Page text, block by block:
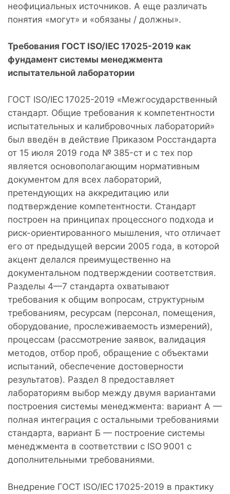
неофициальных источников. А еще различать
понятия «могут» и «обязаны / должны».
Требования ГОСТ ISO/IEC 17025-2019 как
фундамент системы менеджмента
испытательной лаборатории
ГОСТ ISO/IEC 17025-2019 «Межгосударственный
стандарт. Общие требования к компетентности
испытательных и калибровочных лабораторий»
был введён в действие Приказом Росстандарта
от 15 июля 2019 года № 385-ст и с тех пор
является основополагающим нормативным
документом для всех лабораторий,
претендующих на аккредитацию или
подтверждение компетентности. Стандарт
построен на принципах процессного подхода и
риск-ориентированного мышления, что отличает
его от предыдущей версии 2005 года, в которой
акцент делался преимущественно на
документальном подтверждении соответствия.
Разделы 4—7 стандарта охватывают
требования к общим вопросам, структурным
требованиям, ресурсам (персонал, помещения,
оборудование, прослеживаемость измерений),
процессам (рассмотрение заявок, валидация
методов, отбор проб, обращение с объектами
испытаний, обеспечение достоверности
результатов). Раздел 8 предоставляет
лабораториям выбор между двумя вариантами
построения системы менеджмента: вариант А —
полная интеграция с остальными требованиями
стандарта, вариант Б — построение системы
менеджмента в соответствии с ISO 9001 с
дополнительными требованиями.
Внедрение ГОСТ ISO/IEC 17025-2019 в практику